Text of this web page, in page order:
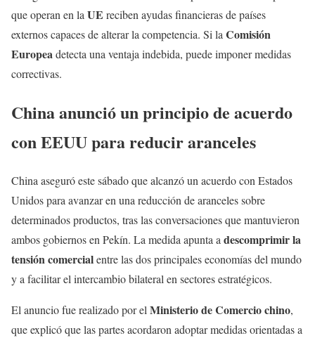
que operan en laUE reciben ayudas financieras de países
externos capaces de alterar la competencia. Si laComisión
Europeadetecta una ventaja indebida, puede imponer medidas
correctivas.
China anunció un principio de acuerdo
con EEUU para reducir aranceles
China aseguró este sábado que alcanzó un acuerdo con Estados
Unidos para avanzar en una reducción de aranceles sobre
determinados productos, tras las conversaciones que mantuvieron
ambos gobiernos en Pekín. La medida apunta a descomprimir la
tensión comercialentre las dos principales economías del mundo
y a facilitar el intercambio bilateral en sectores estratégicos.
El anuncio fue realizado por el Ministerio de Comercio chino,
que explicó que las partes acordaron adoptar medidas orientadas a